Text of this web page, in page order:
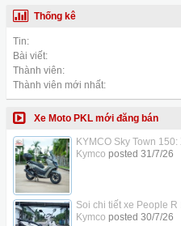
Thống kê
Tin:
Bài viết:
Thành viên:
Thành viên mới nhất:
Xe Moto PKL mới đăng bán
KYMCO Sky Town
Kymco posted 31/7/26
Soi chi tiết xe People R
Kymco posted 30/7/26